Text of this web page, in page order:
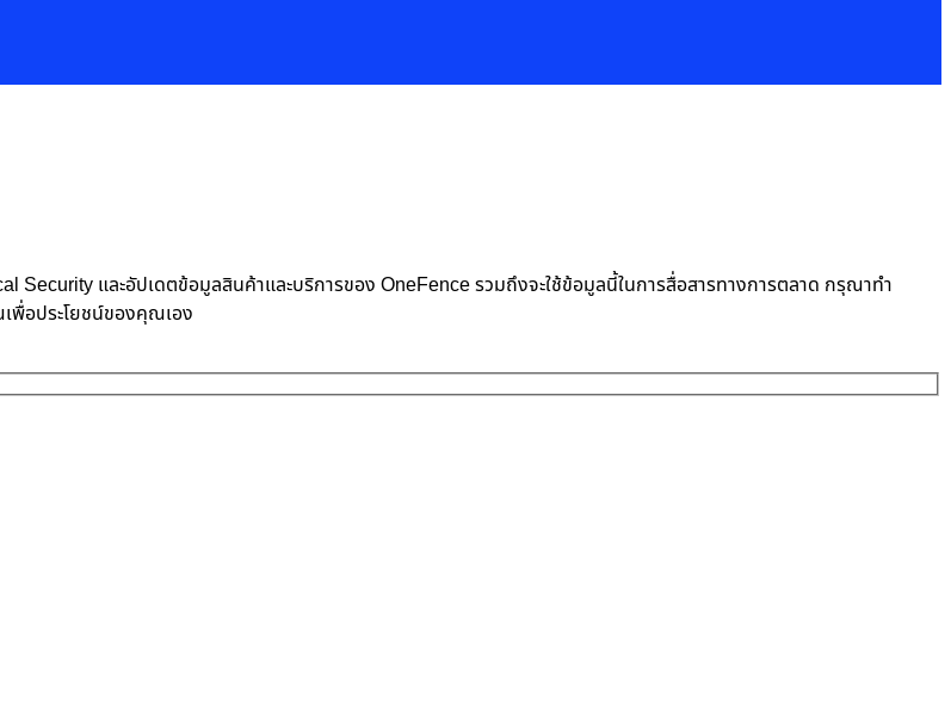
Security และอัปเดตข้อมูลสินค้าและบริการของ OneFence รวมถึงจะใช้ข้อมูลนี้ในการสื่อสารทางการตลาด กรุณาทำ
พื่อประโยชน์ของคุณเอง